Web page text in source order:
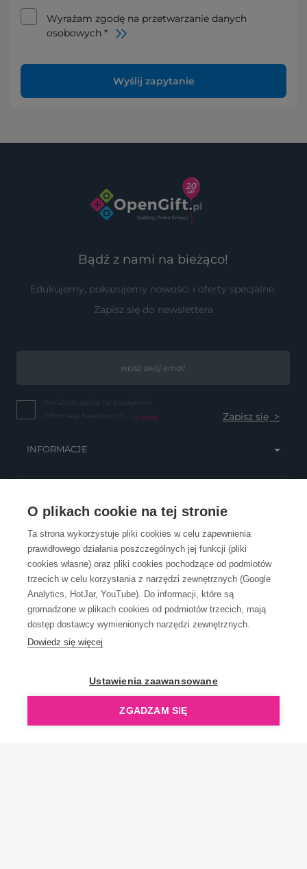
O plikach cookie na tej stronie
Ta strona wykorzystuje pliki cookies w celu zapewnienia
prawidłowego działania poszczególnych jej funkcji (pliki
cookies własne) oraz pliki cookies pochodzące od podmiotów
trzecich w celu korzystania z narzędzi zewnętrznych (Google
Analytics, HotJar, YouTube). Do informacji, które są
gromadzone w plikach cookies od podmiotów trzecich, mają
dostęp dostawcy wymienionych narzędzi zewnętrznych.
Dowiedz się więcej
Ustawienia zaawansowane
ZGADZAM SIĘ
Wyrażam zgodę na przetwarzanie danych
osobowych *
Wyślij zapytanie
Bądź z nami na bieżąco!
Edukujemy, pokazujemy nowości i oferty specjalne.
Zapisz się do newslettera
Wyrażam zgodę na przesyłanie
informacji handlowych... (więcej)
INFORMACJE
OBSŁUGA KLIENTA
KONTAKT
OpenGift jest częścią ReflectGroup.